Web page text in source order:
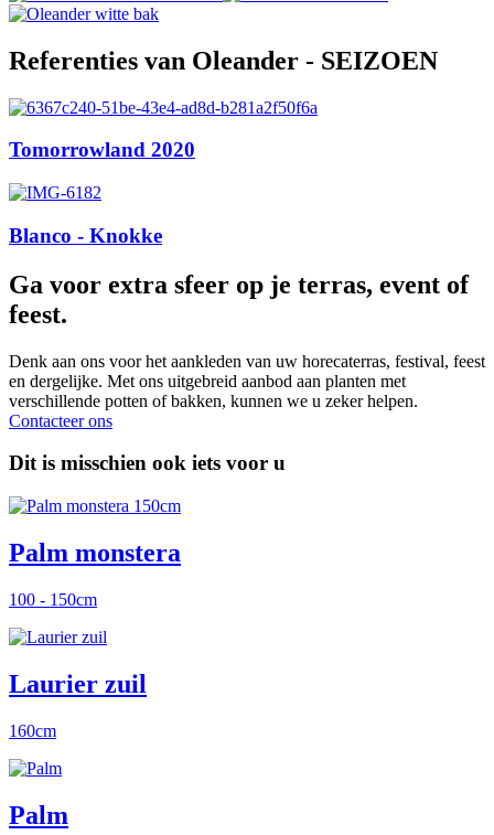
Referenties van Oleander - SEIZOEN
Tomorrowland 2020
Blanco - Knokke
Ga voor extra sfeer op je terras, event of
feest.
Denk aan ons voor het aankleden van uw horecaterras, festival, feest
en dergelijke. Met ons uitgebreid aanbod aan planten met
verschillende potten of bakken, kunnen we u zeker helpen.
Contacteer ons
Dit is misschien ook iets voor u
Palm monstera
100 - 150cm
Laurier zuil
160cm
Palm